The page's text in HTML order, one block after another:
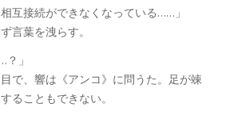
相互接続ができなくなっている……」
言葉を洩らす。
」
で、響は《アンコ》に問うた。足が竦
ることもできない。